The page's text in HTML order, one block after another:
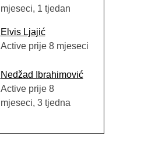
mjeseci, 1 tjedan
Elvis Ljajić
Active prije 8 mjeseci
Nedžad Ibrahimović
Active prije 8
mjeseci, 3 tjedna